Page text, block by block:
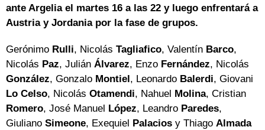
ante Argelia el martes 16 a las 22 y luego enfrentará a
Austria y Jordania por la fase de grupos.
Gerónimo Rulli, Nicolás Tagliafico, Valentín Barco,
Nicolás Paz, Julián Álvarez, Enzo Fernández, Nicolás
González, Gonzalo Montiel, Leonardo Balerdi, Giovani
Lo Celso, Nicolás Otamendi, Nahuel Molina, Cristian
Romero, José Manuel López, Leandro Paredes,
Giuliano Simeone, Exequiel Palacios y Thiago Almada